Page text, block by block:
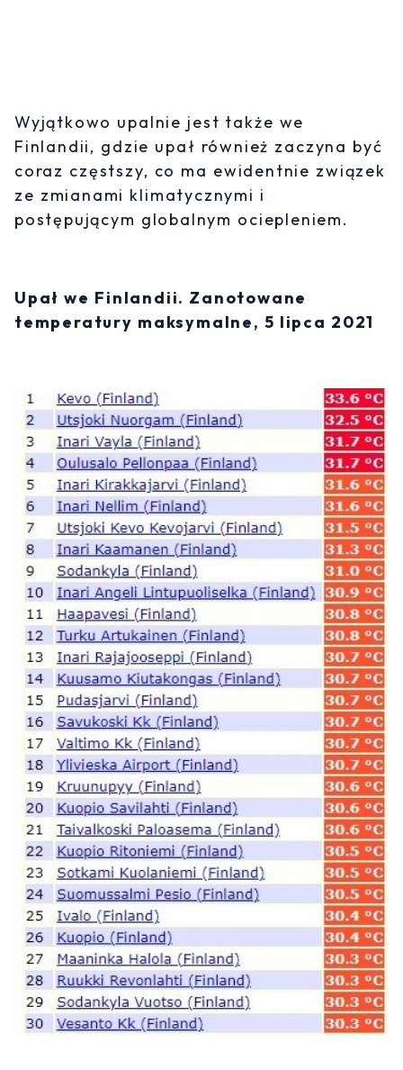
Wyjątkowo upalnie jest także we
Finlandii, gdzie upał również zaczyna być
coraz częstszy, co ma ewidentnie związek
ze zmianami klimatycznymi i
postępującym globalnym ociepleniem.
Upał we Finlandii. Zanotowane
temperatury maksymalne, 5 lipca 2021